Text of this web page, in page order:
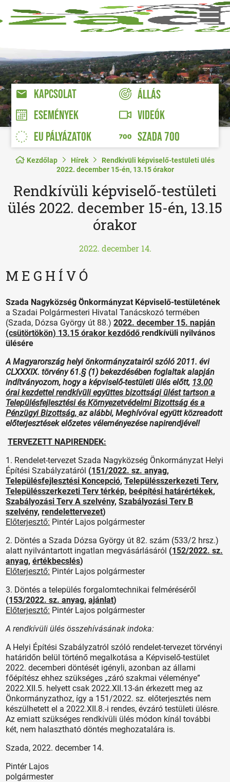
KAPCSOLAT
ÁLLÁS
ESEMÉNYEK
VIDEÓK
EU PÁLYÁZATOK
SZADA 700
Kezdőlap Hírek
Rendkívüli képviselő-testületi ülés
2022. december 15-én, 13.15 órakor
Rendkívüli képviselő-testületi
ülés 2022. december 15-én, 13.15
órakor
2022. december 14.
M E G H Í V Ó
Szada Nagyközség Önkormányzat Képviselő-testületének
a Szadai Polgármesteri Hivatal Tanácskozó termében
(Szada, Dózsa György út 88.)2022. december 15. napján
(csütörtökön) 13.15 órakor kezdődőrendkívüli nyilvános
ülésére
A Magyarország helyi önkormányzatairól szóló 2011. évi
CLXXXIX. törvény 61.§ (1) bekezdésében foglaltak alapján
indítványozom, hogy a képviselő-testületi ülés előtt, 13.00
órai kezdettel rendkívüli együttes bizottsági ülést tartson a
Településfejlesztési és Környezetvédelmi Bizottság és a
Pénzügyi Bizottság,az alábbi, Meghívóval együtt közreadott
előterjesztések előzetes véleményezése napirendjével!
TERVEZETT NAPIRENDEK:
1. Rendelet-tervezet Szada Nagyközség Önkormányzat Helyi
Építési Szabályzatáról (151/2022. sz. anyag,
Településfejlesztési Koncepció,Településszerkezeti Terv,
Településszerkezeti Terv térkép,beépítési határértékek,
Szabályozási Terv A szelvény,Szabályozási Terv B
szelvény,rendelettervezet)
Előterjesztő: Pintér Lajos polgármester
2. Döntés a Szada Dózsa György út 82. szám (533/2 hrsz.)
alatt nyilvántartott ingatlan megvásárlásáról (152/2022. sz.
anyag,értékbecslés)
Előterjesztő: Pintér Lajos polgármester
3. Döntés a település forgalomtechnikai felméréséről
(153/2022. sz. anyag,ajánlat)
Előterjesztő: Pintér Lajos polgármester
A rendkívüli ülés összehívásának indoka:
A Helyi Építési Szabályzatról szóló rendelet-tervezet törvényi
határidőn belül történő megalkotása a Képviselő-testület
2022. decemberi döntését igényli, azonban az állami
főépítész ehhez szükséges „záró szakmai véleménye”
2022.XII.5. helyett csak 2022.XII.13-án érkezett meg az
Önkormányzathoz, így a 151/2022. sz. előterjesztés nem
készülhetett el a 2022.XII.8.-i rendes, évzáró testületi ülésre.
Az emiatt szükséges rendkívüli ülés módon kínál további
két, nem halasztható döntés meghozatalára is.
Szada, 2022. december 14.
Pintér Lajos
polgármester